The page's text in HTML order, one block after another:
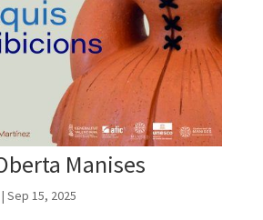
Manises
| Sep 15, 2025